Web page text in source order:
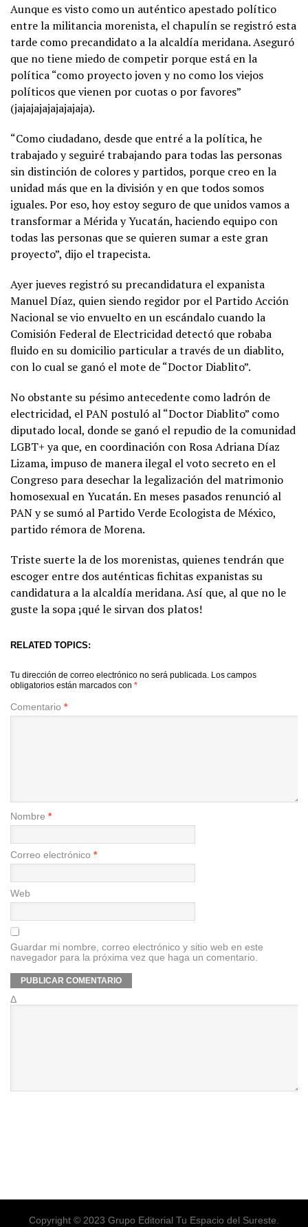
Aunque es visto como un auténtico apestado político
entre la militancia morenista, el chapulín se registró esta
tarde como precandidato a la alcaldía meridana. Aseguró
que no tiene miedo de competir porque está en la
política “como proyecto joven y no como los viejos
políticos que vienen por cuotas o por favores”
(jajajajajajajajaja).
“Como ciudadano, desde que entré a la política, he
trabajado y seguiré trabajando para todas las personas
sin distinción de colores y partidos, porque creo en la
unidad más que en la división y en que todos somos
iguales. Por eso, hoy estoy seguro de que unidos vamos a
transformar a Mérida y Yucatán, haciendo equipo con
todas las personas que se quieren sumar a este gran
proyecto”, dijo el trapecista.
Ayer jueves registró su precandidatura el expanista
Manuel Díaz, quien siendo regidor por el Partido Acción
Nacional se vio envuelto en un escándalo cuando la
Comisión Federal de Electricidad detectó que robaba
fluido en su domicilio particular a través de un diablito,
con lo cual se ganó el mote de “Doctor Diablito”.
No obstante su pésimo antecedente como ladrón de
electricidad, el PAN postuló al “Doctor Diablito” como
diputado local, donde se ganó el repudio de la comunidad
LGBT+ ya que, en coordinación con Rosa Adriana Díaz
Lizama, impuso de manera ilegal el voto secreto en el
Congreso para desechar la legalización del matrimonio
homosexual en Yucatán. En meses pasados renunció al
PAN y se sumó al Partido Verde Ecologista de México,
partido rémora de Morena.
Triste suerte la de los morenistas, quienes tendrán que
escoger entre dos auténticas fichitas expanistas su
candidatura a la alcaldía meridana. Así que, al que no le
guste la sopa ¡qué le sirvan dos platos!
RELATED TOPICS:
Tu dirección de correo electrónico no será publicada. Los campos
obligatorios están marcados con *
Comentario *
Nombre *
Correo electrónico *
Web
Guardar mi nombre, correo electrónico y sitio web en este
navegador para la próxima vez que haga un comentario.
Δ
Copyright © 2023 Grupo Editorial Tu Espacio del Sureste.